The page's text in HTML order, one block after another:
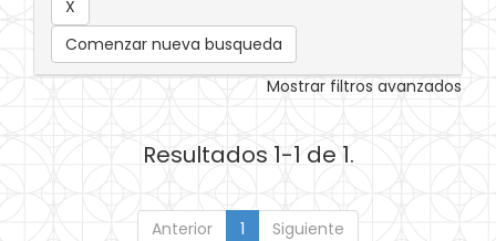
Comenzar nueva busqueda
Mostrar filtros avanzados
Resultados 1-1 de 1.
Anterior 1 Siguiente